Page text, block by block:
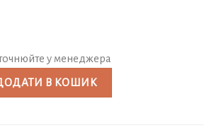
у менеджера
В КОШИК